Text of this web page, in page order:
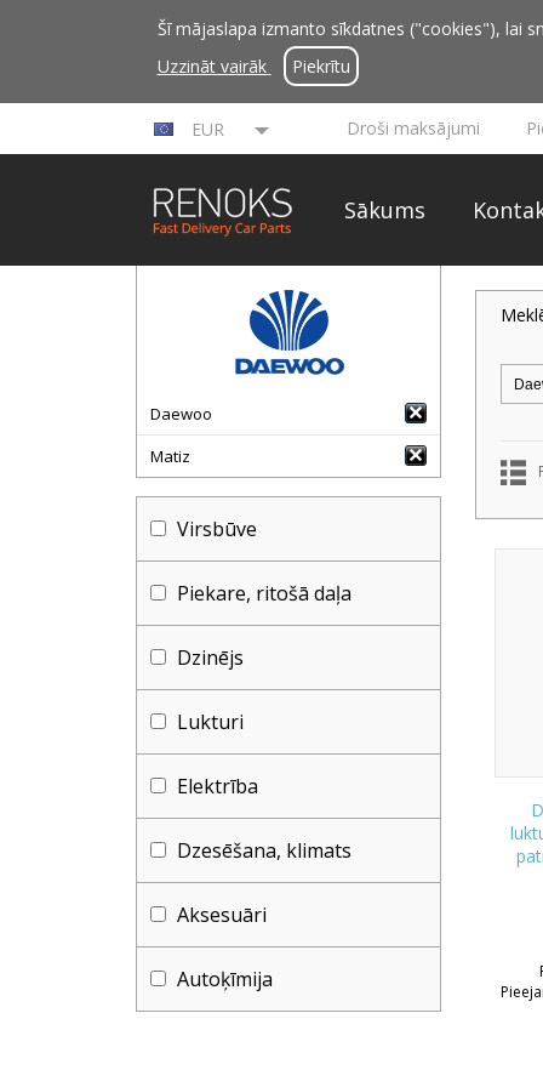
Šī mājaslapa izmanto sīkdatnes ("cookies"), lai
Uzzināt vairāk
Piekrītu
EUR Droši maksājumi
Sākums
Daewoo
Matiz
Virsbūve
Piekare, ritošā daļa
Dzinējs
Lukturi
Elektrība
Dzesēšana, klimats
Aksesuāri
Autoķīmija